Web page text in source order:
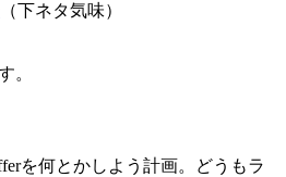
（下ネタ気味）
。
を何とかしよう計画。どうもラ